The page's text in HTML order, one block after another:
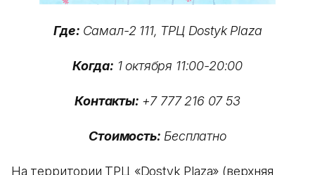
Где: Самал-2 111, ТРЦ Dostyk Plaza
Когда: 1 октября 11:00-20:00
Контакты: +7 777 216 07 53
Стоимость: Бесплатно
На территории ТРЦ «Dostyk Plaza» (верхняя